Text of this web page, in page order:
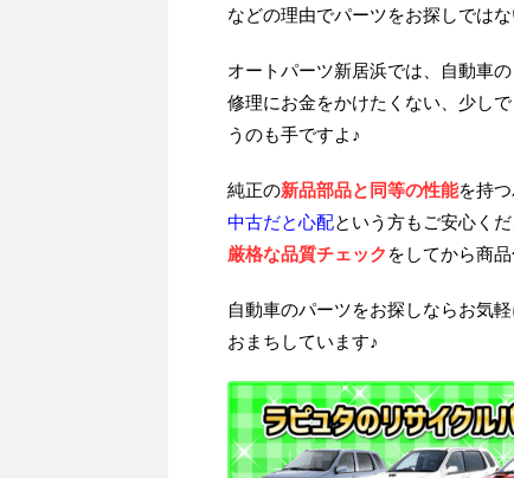
などの理由でパーツをお探しではな
オートパーツ新居浜では、自動車の
修理にお金をかけたくない、少し
うのも手ですよ♪
純正の新品部品と同等の性能を持
中古だと心配という方もご安心くだ
厳格な品質チェック をしてから商品
自動車のパーツをお探しならお気軽
おまちしています♪